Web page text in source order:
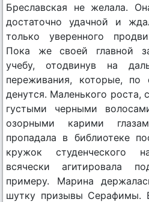
Бреславская не желала.
достаточно удачной и
только уверенного
Пока же своей главной
учебу, отодвинув на
переживания, которые,
денутся. Маленького
густыми черными
озорными карими
пропадала в библиотеке
кружок студенческого
всячески агитировала
примеру. Марина
шутку призывы Серафимы.